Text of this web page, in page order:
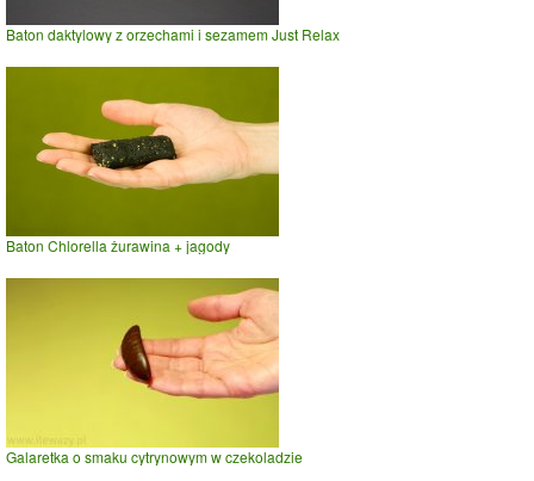
Baton daktylowy z orzechami i sezamem Just Relax
Baton Chlorella żurawina + jagody
Galaretka o smaku cytrynowym w czekoladzie